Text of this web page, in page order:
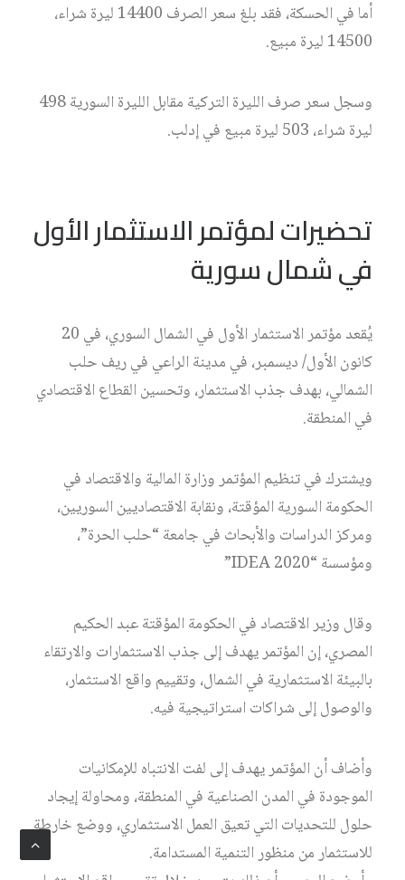
أما في الحسكة، فقد بلغ سعر الصرف 14400 ليرة شراء،
14500 ليرة مبيع.
وسجل سعر صرف الليرة التركية مقابل الليرة السورية 498
ليرة شراء، 503 ليرة مبيع في إدلب.
تحضيرات لمؤتمر الاستثمار الأول
في شمال سورية
يُقعد مؤتمر الاستثمار الأول في الشمال السوري، في 20
كانون الأول/ ديسمبر، في مدينة الراعي في ريف حلب
الشمالي، بهدف جذب الاستثمار، وتحسين القطاع الاقتصادي
في المنطقة.
ويشترك في تنظيم المؤتمر وزارة المالية والاقتصاد في
الحكومة السورية المؤقتة، ونقابة الاقتصاديين السوريين،
ومركز الدراسات والأبحاث في جامعة “حلب الحرة”،
ومؤسسة “IDEA 2020”
وقال وزير الاقتصاد في الحكومة المؤقتة عبد الحكيم
المصري، إن المؤتمر يهدف إلى جذب الاستثمارات والارتقاء
بالبيئة الاستثمارية في الشمال، وتقييم واقع الاستثمار،
والوصول إلى شراكات استراتيجية فيه.
وأضاف أن المؤتمر يهدف إلى لفت الانتباه للإمكانيات
الموجودة في المدن الصناعية في المنطقة، ومحاولة إيجاد
حلول للتحديات التي تعيق العمل الاستثماري، ووضع خارطة
للاستثمار من منظور التنمية المستدامة.